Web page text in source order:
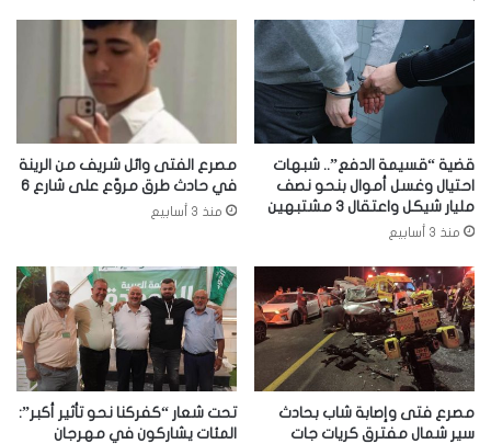
قضية “قسيمة الدفع”.. شبهات
احتيال وغسل أموال بنحو نصف
مليار شيكل واعتقال 3 مشتبهين
منذ 3 أسابيع
مصرع الفتى وائل شريف من الرينة
في حادث طرق مروّع على شارع 6
منذ 3 أسابيع
مصرع فتى وإصابة شاب بحادث
سير شمال مفترق كريات جات
تحت شعار “كفركنا نحو تأثير أكبر”:
المئات يشاركون في مهرجان